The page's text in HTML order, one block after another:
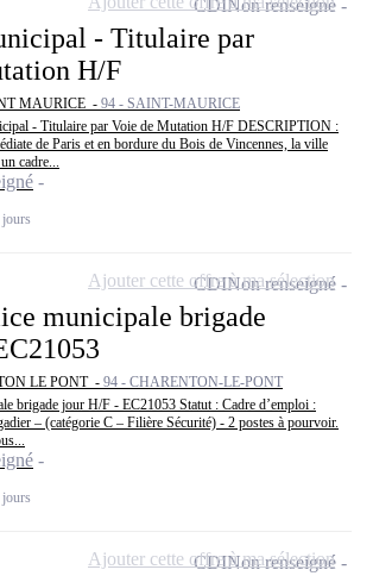
- Titulaire par
H/F
MAURICE - 94 - SAINT-MAURICE
- Titulaire par Voie de Mutation H/F DESCRIPTION :
de Paris et en bordure du Bois de Vincennes, la ville
cadre...
CDINon renseigné
municipale brigade
LE PONT - 94 - CHARENTON-LE-PONT
brigade jour H/F - EC21053 Statut : Cadre d’emploi :
– (catégorie C – Filière Sécurité) - 2 postes à pourvoir.
CDINon renseigné
Ajouter cette offre à ma sélection
CDINon renseigné
Ajouter cette offre à ma sélection